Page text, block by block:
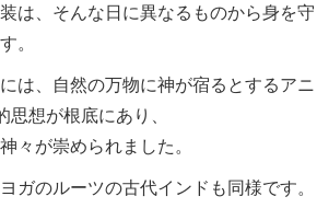
は、そんな日に異なるものから身を守
。
は、自然の万物に神が宿るとするアニ
思想が根底にあり、
々が崇められました。
ガのルーツの古代インドも同様です。